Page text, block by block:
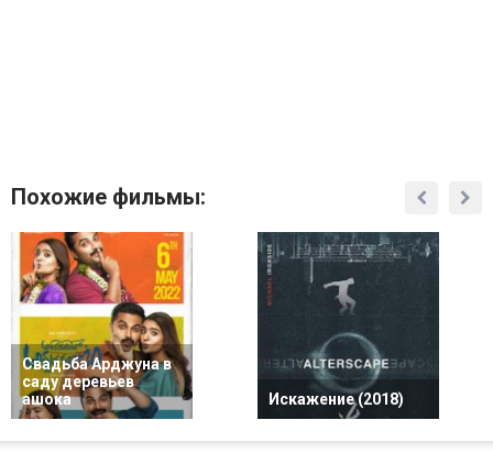
Похожие фильмы:
Свадьба Арджуна в
саду деревьев
ашока
Искажение (2018)